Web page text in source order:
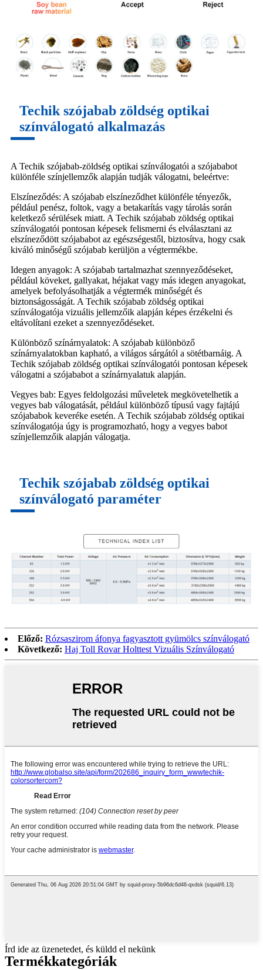
Techik szójabab zöldség optikai
színválogató alkalmazás
A Techik szójabab-zöldség optikai színválogatói a szójababot
különféle színjellemzők alapján tudják válogatni, beleértve:
Elszíneződés: A szójabab elszíneződhet különféle tényezők,
például penész, foltok, vagy a betakarítás vagy tárolás során
keletkező sérülések miatt. A Techik szójabab zöldség optikai
színválogatói pontosan képesek felismerni és elválasztani az
elszíneződött szójababot az egészségestől, biztosítva, hogy csak
kiváló minőségű szójabab kerüljön a végtermékbe.
Idegen anyagok: A szójabab tartalmazhat szennyeződéseket,
például köveket, gallyakat, héjakat vagy más idegen anyagokat,
amelyek befolyásolhatják a végtermék minőségét és
biztonságosságát. A Techik szójabab zöldség optikai
színválogatója vizuális jellemzőik alapján képes érzékelni és
eltávolítani ezeket a szennyeződéseket.
Különböző színárnyalatok: A szójabab különböző
színárnyalatokban kapható, a világos sárgától a sötétbarnáig. A
Techik szójabab zöldség optikai színválogatói pontosan képesek
válogatni a szójababot a színárnyalatuk alapján.
Vegyes bab: Egyes feldolgozási műveletek megkövetelhetik a
vegyes bab válogatását, például különböző típusú vagy fajtájú
szójababok keveréke esetén. A Techik szójabab zöldség optikai
színválogatója úgy is programozható, hogy a vegyes babot
színjellemzőik alapján válogatja.
Techik szójabab zöldség optikai
színválogató paraméter
Előző: Rózsaszirom áfonya fagyasztott gyümölcs színválogató
Következő: Haj Toll Rovar Holttest Vizuális Színválogató
Írd ide az üzenetedet, és küldd el nekünk
Termékkategóriák